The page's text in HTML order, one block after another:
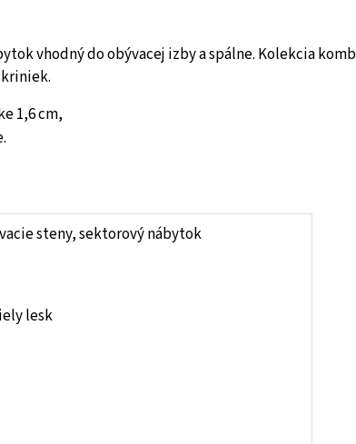
vhodný do obývacej izby a spálne. Kolekcia
1,6 cm,
steny, sektorový nábytok
lesk